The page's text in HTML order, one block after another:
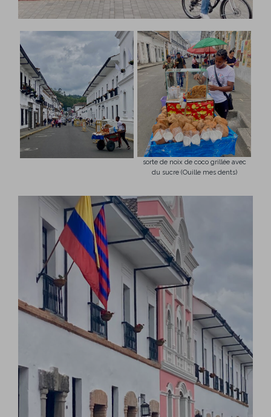
sorte de noix de coco grillée avec
du sucre (Ouille mes dents)